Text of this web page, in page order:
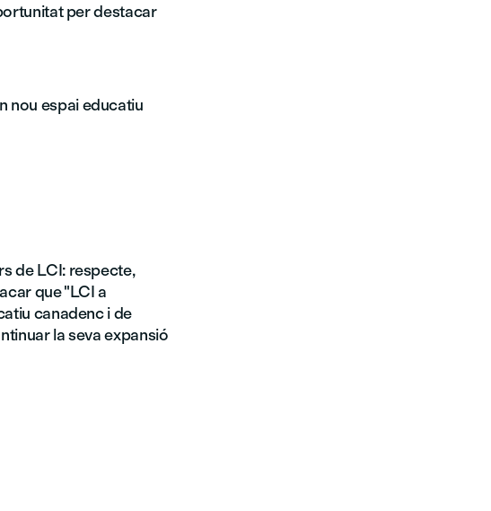
per destacar
nou espai educatiu
de LCI: respecte,
que "LCI a
canadenc i de
la seva expansió